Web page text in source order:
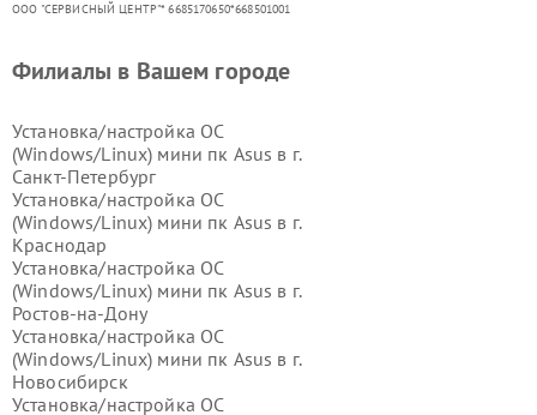
ООО "СЕРВИСНЫЙ ЦЕНТР"* 6685170650*668501001
Филиалы в Вашем городе
Установка/настройка ОС
(Windows/Linux) мини пк Asus в г.
Санкт-Петербург
Установка/настройка ОС
(Windows/Linux) мини пк Asus в г.
Краснодар
Установка/настройка ОС
(Windows/Linux) мини пк Asus в г.
Ростов-на-Дону
Установка/настройка ОС
(Windows/Linux) мини пк Asus в г.
Новосибирск
Установка/настройка ОС